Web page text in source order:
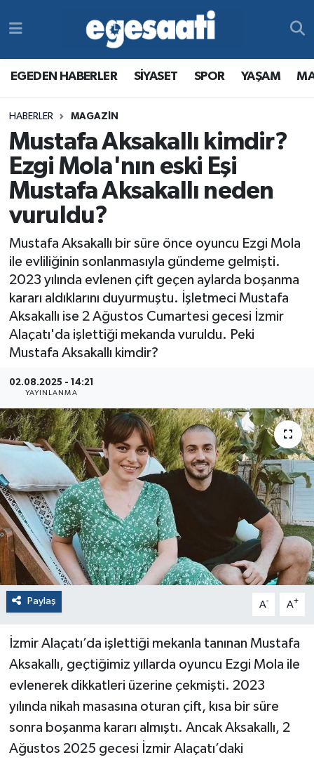
EGEDEN HABERLER SİYASET SPOR YAŞAM
HABERLER MAGAZİN
Mustafa Aksakallı kimdir?
Ezgi Mola'nın eski Eşi
Mustafa Aksakallı neden
vuruldu?
Mustafa Aksakallı bir süre önce oyuncu Ezgi Mola
ile evliliğinin sonlanmasıyla gündeme gelmişti.
2023 yılında evlenen çift geçen aylarda boşanma
kararı aldıklarını duyurmuştu. İşletmeci Mustafa
Aksakallı ise 2 Ağustos Cumartesi gecesi İzmir
Alaçatı'da işlettiği mekanda vuruldu. Peki
Mustafa Aksakallı kimdir?
02.08.2025 - 14:21
YAYINLANMA
Paylaş A- A+
İzmir Alaçatı’da işlettiği mekanla tanınan Mustafa
Aksakallı, geçtiğimiz yıllarda oyuncu Ezgi Mola ile
evlenerek dikkatleri üzerine çekmişti. 2023
yılında nikah masasına oturan çift, kısa bir süre
sonra boşanma kararı almıştı. Ancak Aksakallı, 2
Ağustos 2025 gecesi İzmir Alaçatı’daki
MAGAZİN
RESMİ REKLAMLAR
YAŞAM
MAGAZİN
Egemax TV
Tüm Manşetler
Son Dakika Haberleri